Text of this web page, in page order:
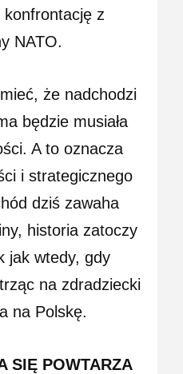
konfrontację z
NATO.
że nadchodzi
będzie musiała
A to oznacza
i strategicznego
dziś zawaha
historia zatoczy
jak wtedy, gdy
na zdradziecki
na Polskę.
SIĘ POWTARZA